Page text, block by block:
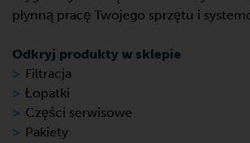
płynną pracę Twojego sprzętu i
Odkryj produkty w sklepie
Filtracja
Łopatki
Części serwisowe
Pakiety